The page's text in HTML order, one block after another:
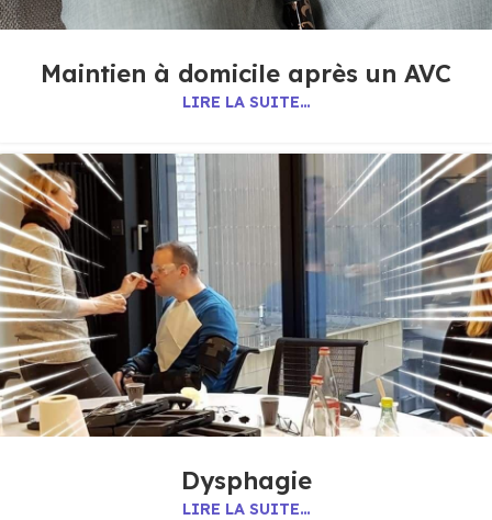
Maintien à domicile après un AVC
LIRE LA SUITE…
Dysphagie
LIRE LA SUITE…